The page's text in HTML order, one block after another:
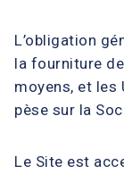
L’obligation
la fourniture
moyens, et les
pèse sur la
Le Site est